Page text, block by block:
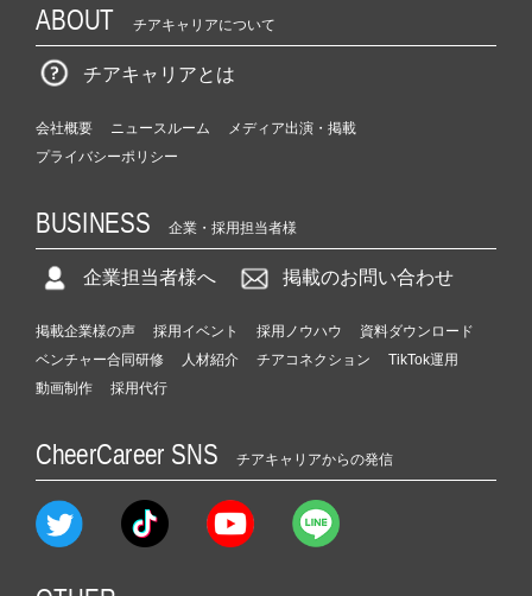
ABOUT チアキャリアについて
チアキャリアとは
会社概要 ニュースルーム
メディア出演・掲載
プライバシーポリシー
BUSINESS 企業・採用担当者様
企業担当者様へ 掲載のお問い合わせ
掲載企業様の声 採用イベント 採用ノウハウ
資料ダウンロード
ベンチャー合同研修
人材紹介 チアコネクション
TikTok運用
動画制作
採用代行
CheerCareer SNS チアキャリアからの発信